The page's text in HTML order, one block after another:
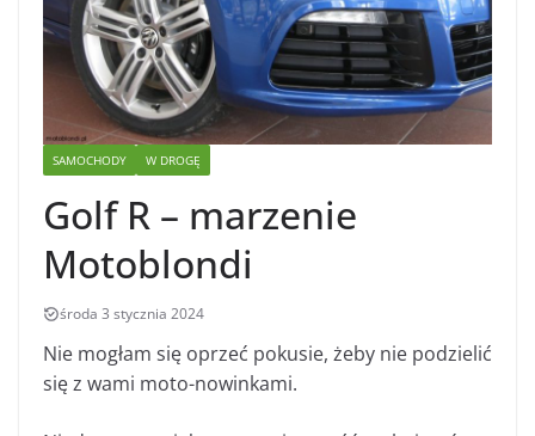
SAMOCHODY W DROGĘ
Golf R – marzenie
Motoblondi
środa 3 stycznia 2024
Nie mogłam się oprzeć pokusie, żeby nie podzielić
się z wami moto-nowinkami.